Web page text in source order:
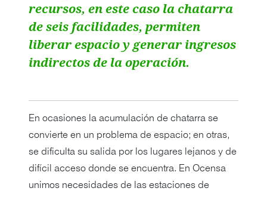
recursos, en este caso la chatarra
de seis facilidades, permiten
liberar espacio y generar ingresos
indirectos de la operación.
En ocasiones la acumulación de chatarra se
convierte en un problema de espacio; en otras,
se dificulta su salida por los lugares lejanos y de
difícil acceso donde se encuentra. En Ocensa
unimos necesidades de las estaciones de